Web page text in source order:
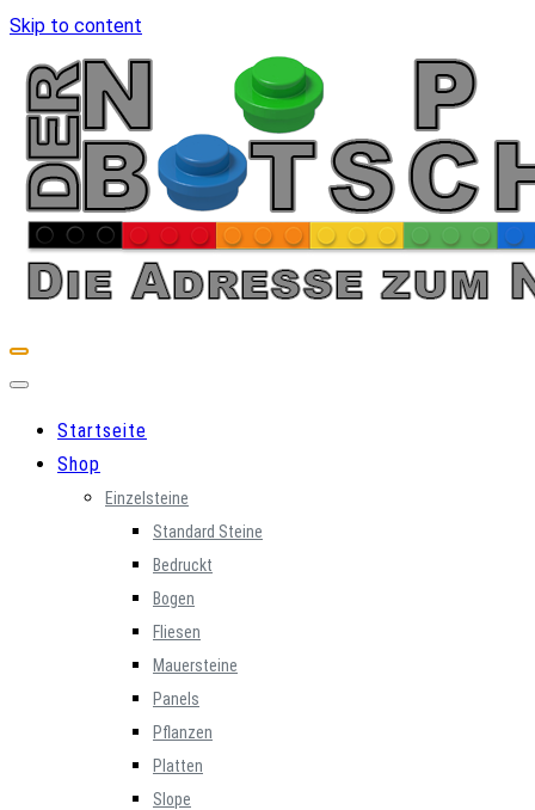
Skip to content
Startseite
Shop
Einzelsteine
Standard Steine
Bedruckt
Bogen
Fliesen
Mauersteine
Panels
Pflanzen
Platten
Slope